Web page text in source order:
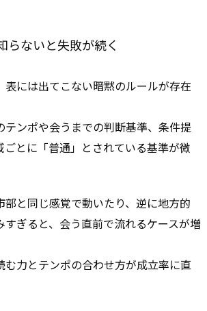
らないと失敗が続く
表には出てこない暗黙のルールが存在
テンポや会うまでの判断基準、条件提
とに「普通」とされている基準が微
部と同じ感覚で動いたり、逆に地方的
すぎると、会う直前で流れるケースが増
む力とテンポの合わせ方が成立率に直